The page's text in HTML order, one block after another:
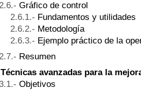
Gráfico de control
Fundamentos y utilidades
Metodología
Ejemplo práctico de la
Resumen
Técnicas avanzadas para la
Objetivos